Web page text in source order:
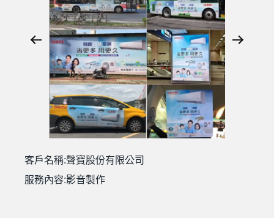
客戶名稱:聲寶股份有限公司
服務內容:影音製作